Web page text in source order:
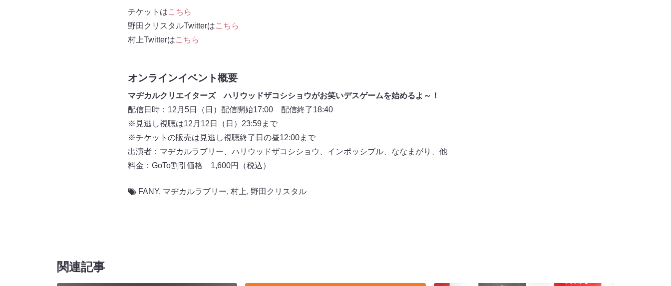
チケットはこちら
野田クリスタルTwitterはこちら
村上Twitterはこちら
オンラインイベント概要
マヂカルクリエイターズ ハリウッドザコシショウがお笑いデスゲームを始めるよ～！
配信日時：12月5日（日）配信開始17:00 配信終了18:40
※見逃し視聴は12月12日（日）23:59まで
※チケットの販売は見逃し視聴終了日の昼12:00まで
出演者：マヂカルラブリー、ハリウッドザコシショウ、インポッシブル、ななまがり、他
料金：GoTo割引価格 1,600円（税込）
FANY, マヂカルラブリー, 村上, 野田クリスタル
関連記事